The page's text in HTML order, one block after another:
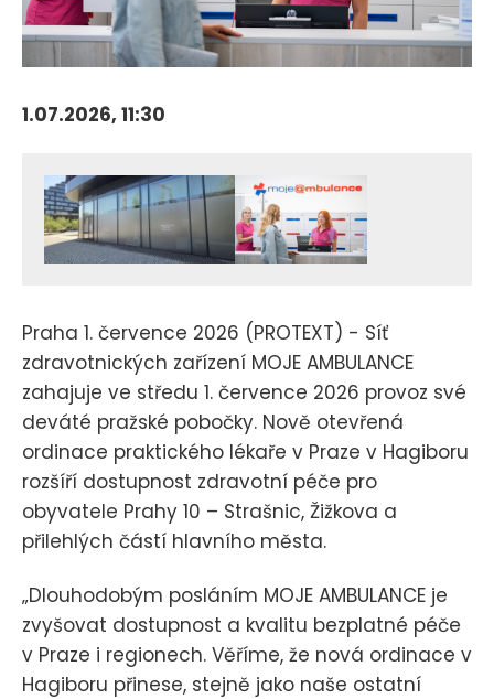
1.07.2026, 11:30
Praha 1. července 2026 (PROTEXT) - Síť
zdravotnických zařízení MOJE AMBULANCE
zahajuje ve středu 1. července 2026 provoz své
deváté pražské pobočky. Nově otevřená
ordinace praktického lékaře v Praze v Hagiboru
rozšíří dostupnost zdravotní péče pro
obyvatele Prahy 10 – Strašnic, Žižkova a
přilehlých částí hlavního města.
„Dlouhodobým posláním MOJE AMBULANCE je
zvyšovat dostupnost a kvalitu bezplatné péče
v Praze i regionech. Věříme, že nová ordinace v
Hagiboru přinese, stejně jako naše ostatní